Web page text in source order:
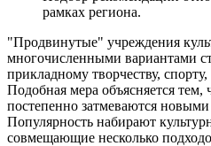
рамках региона.
"Продвинутые" учреждения
многочисленными вариантами
прикладному творчеству,
Подобная мера объясняется
постепенно затмеваются
Популярность набирают
совмещающие несколько